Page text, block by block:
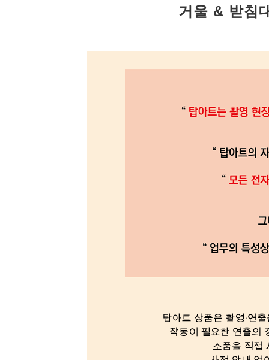
거울 & 받침